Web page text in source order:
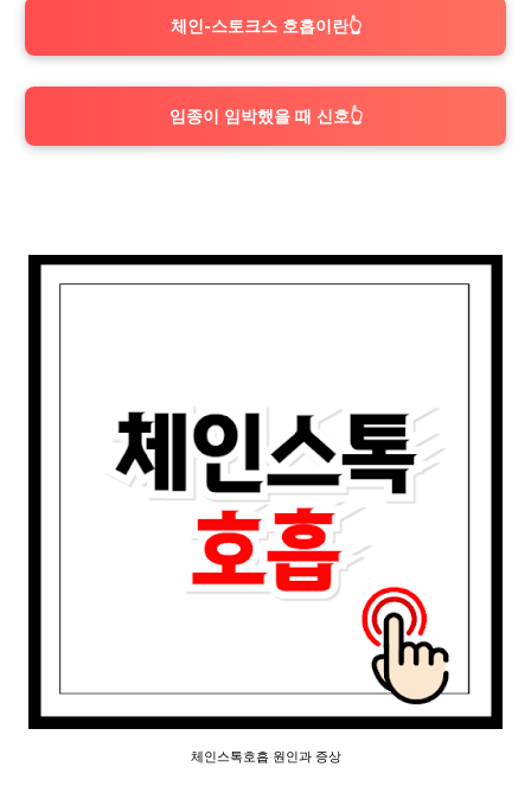
체인-스토크스 호흡이란👆
임종이 임박했을 때 신호👆
체인스톡호흡 원인과 증상